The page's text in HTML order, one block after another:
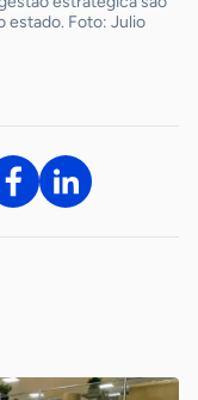
estado. Foto: Julio